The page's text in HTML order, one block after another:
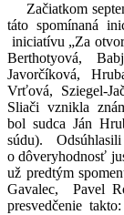
Začiatkom
táto spomínaná
iniciatívu „Za
Berthotyová,
Javorčíková,
Vrťová, Sziegel-
Sliači vznikla
bol sudca Ján
súdu).
o dôveryhodnosť
už predtým
Gavalec, Pavel
presvedčenie takto: